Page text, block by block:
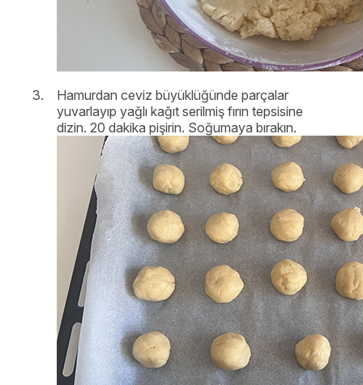
Hamurdan ceviz büyüklüğünde parçalar
yuvarlayıp yağlı kağıt serilmiş fırın tepsisine
dizin. 20 dakika pişirin. Soğumaya bırakın.